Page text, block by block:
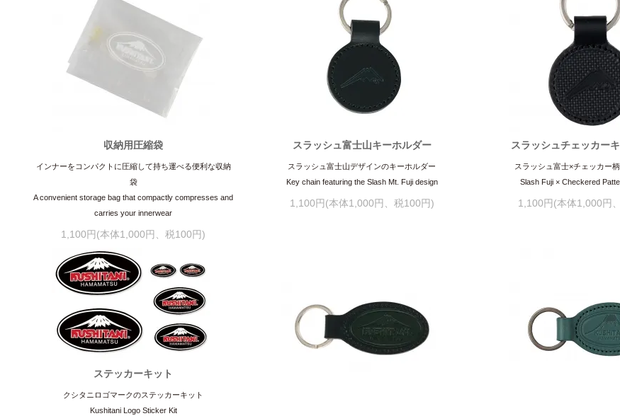
収納用圧縮袋
インナーをコンパクトに圧縮して持ち運べる便利な収納
袋
A convenient storage bag that compactly compresses and
carries your innerwear
1,100円(本体1,000円、税100円)
スラッシュ富士山キーホルダー
スラッシュ富士山デザインのキーホルダー
Key chain featuring the Slash Mt. Fuji design
1,100円(本体1,000円、税100円)
スラッシュチェッカー
スラッシュ富士×チェッカー
Slash Fuji × Checkered
1,100円(本体1,000円
ステッカーキット
クシタニロゴマークのステッカーキット
Kushitani Logo Sticker Kit